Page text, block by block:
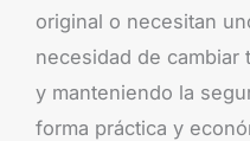
original o necesitan
necesidad de cambiar
y manteniendo la
forma práctica y